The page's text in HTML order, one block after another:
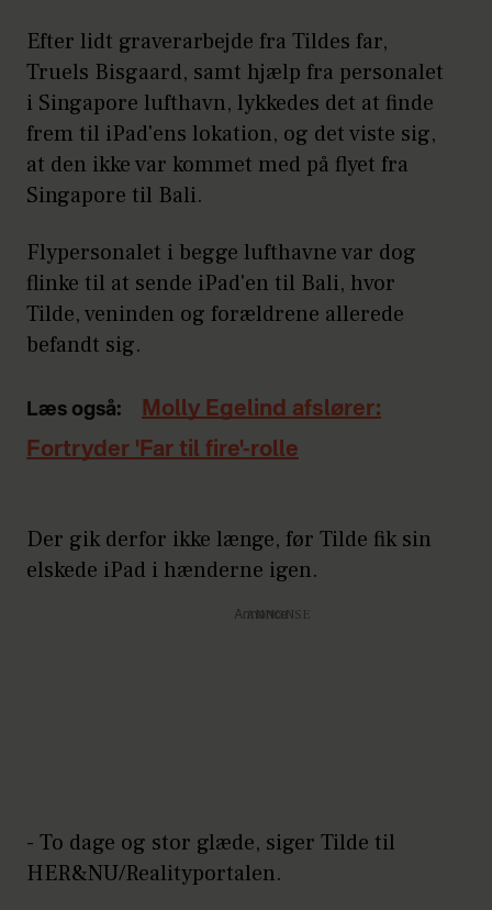
Efter lidt graverarbejde fra Tildes far,
Truels Bisgaard, samt hjælp fra personalet
i Singapore lufthavn, lykkedes det at finde
frem til iPad'ens lokation, og det viste sig,
at den ikke var kommet med på flyet fra
Singapore til Bali.
Flypersonalet i begge lufthavne var dog
flinke til at sende iPad'en til Bali, hvor
Tilde, veninden og forældrene allerede
befandt sig.
Læs også:
Molly Egelind afslører:
Fortryder 'Far til fire'-rolle
Der gik derfor ikke længe, før Tilde fik sin
elskede iPad i hænderne igen.
Annonce
- To dage og stor glæde, siger Tilde til
HER&NU/Realityportalen.